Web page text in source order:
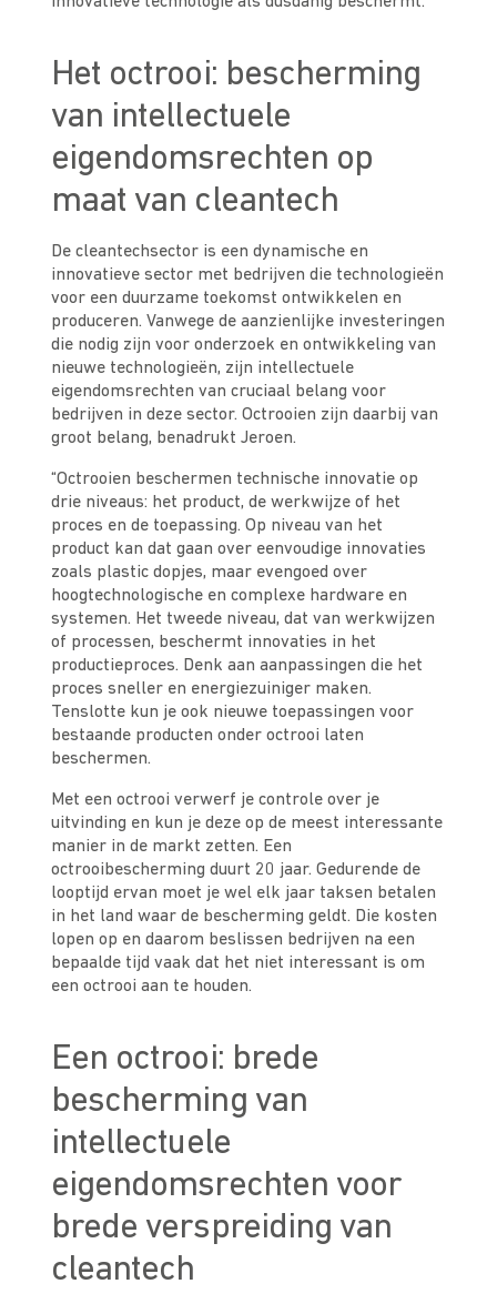
Het octrooi: bescherming
van intellectuele
eigendomsrechten op
maat van cleantech
De cleantechsector is een dynamische en
innovatieve sector met bedrijven die technologieën
voor een duurzame toekomst ontwikkelen en
produceren. Vanwege de aanzienlijke investeringen
die nodig zijn voor onderzoek en ontwikkeling van
nieuwe technologieën, zijn intellectuele
eigendomsrechten van cruciaal belang voor
bedrijven in deze sector. Octrooien zijn daarbij van
groot belang, benadrukt Jeroen.
“Octrooien beschermen technische innovatie op
drie niveaus: het product, de werkwijze of het
proces en de toepassing. Op niveau van het
product kan dat gaan over eenvoudige innovaties
zoals plastic dopjes, maar evengoed over
hoogtechnologische en complexe hardware en
systemen. Het tweede niveau, dat van werkwijzen
of processen, beschermt innovaties in het
productieproces. Denk aan aanpassingen die het
proces sneller en energiezuiniger maken.
Tenslotte kun je ook nieuwe toepassingen voor
bestaande producten onder octrooi laten
beschermen.
Met een octrooi verwerf je controle over je
uitvinding en kun je deze op de meest interessante
manier in de markt zetten. Een
octrooibescherming duurt 20 jaar. Gedurende de
looptijd ervan moet je wel elk jaar taksen betalen
in het land waar de bescherming geldt. Die kosten
lopen op en daarom beslissen bedrijven na een
bepaalde tijd vaak dat het niet interessant is om
een octrooi aan te houden.
Een octrooi: brede
bescherming van
intellectuele
eigendomsrechten voor
brede verspreiding van
cleantech